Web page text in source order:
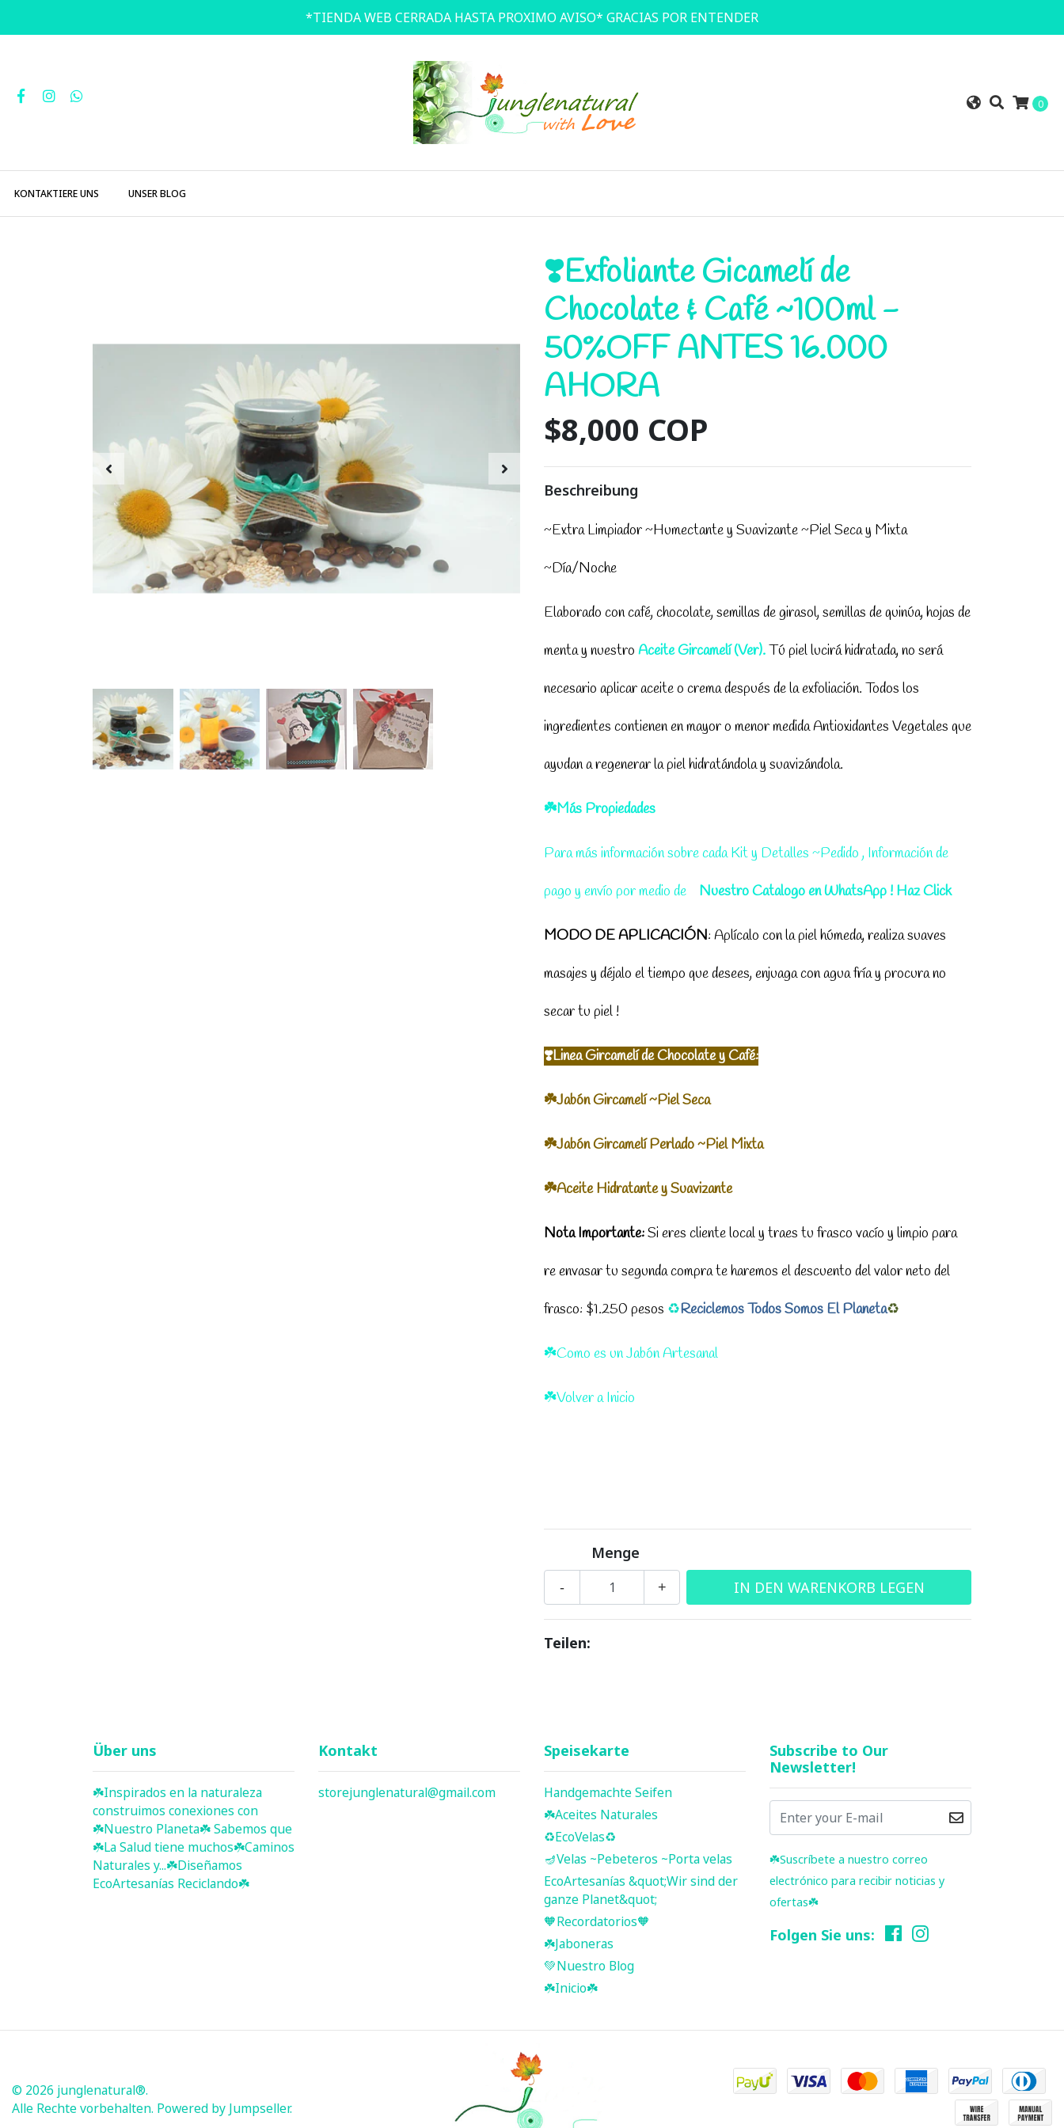
*TIENDA WEB CERRADA HASTA PROXIMO AVISO* GRACIAS POR ENTENDER
0
KONTAKTIERE UNS UNSER BLOG
❣️Exfoliante Gicamelí de
Chocolate & Café ~100ml -
50%OFF ANTES 16.000
AHORA
$8,000 COP
Beschreibung
~Extra Limpiador ~Humectante y Suavizante ~Piel Seca y Mixta
~Día/Noche
Elaborado con café, chocolate, semillas de girasol, semillas de quinúa, hojas de
menta y nuestro Aceite Gircamelí (Ver).Tú piel lucirá hidratada, no será
necesario aplicar aceite o crema después de la exfoliación. Todos los
ingredientes contienen en mayor o menormedida Antioxidantes Vegetales que
ayudan a regenerar la piel hidratándola y suavizándola.
☘️Más Propiedades
Para más información sobre cada Kit y Detalles ~Pedido , Información de
pago y envío por medio de
NuestroCatalogo en WhatsApp ! Haz Click
MODO DE APLICACIÓN: Aplícalo con la piel húmeda, realiza suaves
masajes y déjalo el tiempo que desees, enjuaga con agua fría y procura no
secar tu piel !
❣️Linea Gircamelí deChocolate y Café:
☘️Jabón Gircamelí ~Piel Seca
☘️Jabón Gircamelí Perlado ~Piel Mixta
☘️Aceite Hidratante y Suavizante
Nota Importante:Si eres cliente local y traes tu frasco vacío y limpio para
re envasar tu segunda compra te haremos el descuento del valor neto del
frasco: $1.250 pesos ♻️Reciclemos TodosSomos El Planeta♻️
☘️Como es un Jabón Artesanal
☘️Volver a Inicio
Menge
+
-
Teilen:
Über uns
☘️ Inspirados en la naturaleza
construimos conexiones con
☘️ Nuestro Planeta☘️ Sabemos que
☘️La Salud tiene muchos☘️Caminos
Naturales y...☘️Diseñamos
EcoArtesanías Reciclando☘️
Kontakt
storejunglenatural@gmail.com
Speisekarte
Handgemachte Seifen
☘️ Aceites Naturales
♻️EcoVelas♻️
🪔Velas ~Pebeteros ~Porta velas
EcoArtesanías &quot;Wir sind der
ganze Planet&quot;
🧡Recordatorios🧡
☘️Jaboneras
💚Nuestro Blog
☘️ Inicio ☘️
Subscribe to Our
Newsletter!
☘️ Suscríbete a nuestro correo
electrónico para recibir noticias y
ofertas☘️
Folgen Sie uns:
© 2026 junglenatural®.
Alle Rechte vorbehalten. Powered by Jumpseller.